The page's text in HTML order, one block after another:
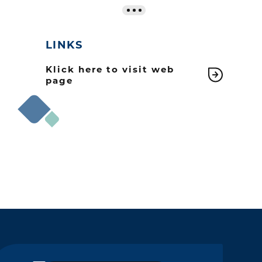
LINKS
Klick here to visit web
page